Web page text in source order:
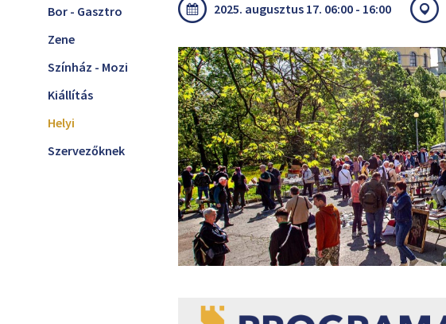
Bor - Gasztro
Zene
Színház - Mozi
Kiállítás
Helyi
Szervezőknek
2025. augusztus 17. 06:00 - 16:00